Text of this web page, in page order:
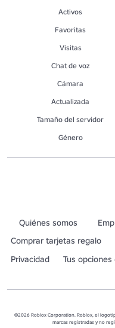
Activos
Favoritas
Visitas
Chat de voz
Cámara
Actualizada
Tamaño del servidor
Género
Quiénes somos
Comprar tarjetas regalo
Privacidad
Tus
©2026 Roblox Corporation. Roblox, el
marcas registradas y no